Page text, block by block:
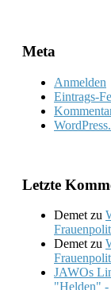
Meta
Anmelden
Eintrags-
Letzte
Demet zu
Demet zu
JAWOs
"Helden" -